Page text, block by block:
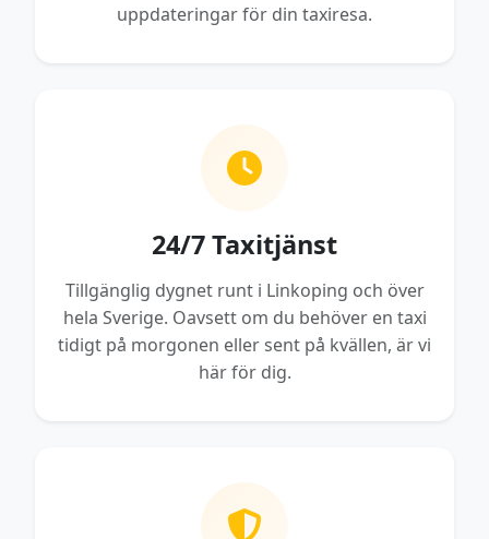
uppdateringar för din taxiresa.
24/7 Taxitjänst
Tillgänglig dygnet runt i Linkoping och över
hela Sverige. Oavsett om du behöver en taxi
tidigt på morgonen eller sent på kvällen, är vi
här för dig.